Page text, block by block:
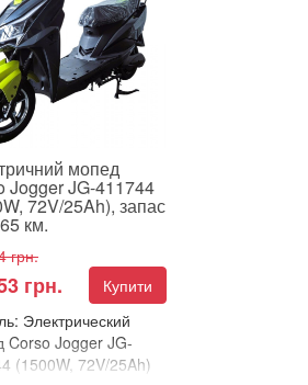
НА ДОРОЗІ!
новий стандарт
...
мопед
Jogger JG-411744
72V/25Ah), запас
км.
грн.
грн.
Купити
Электрический
Corso Jogger JG-
(1500W, 72V/25Ah)